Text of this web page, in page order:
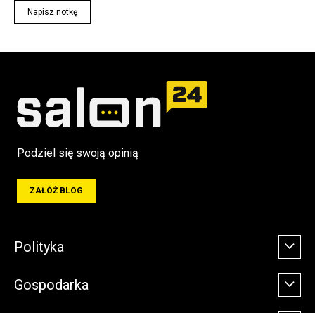
Napisz notkę
Podziel się swoją opinią
ZAŁÓŻ BLOG
Polityka
Gospodarka